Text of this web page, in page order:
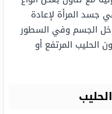
جسد المرأة لإعادة
الجسم وفي السطور
الحليب المرتفع أو